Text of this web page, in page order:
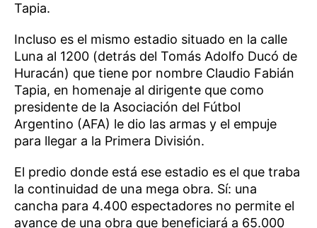
Tapia.
Incluso es el mismo estadio situado en la calle
Luna al 1200 (detrás del Tomás Adolfo Ducó de
Huracán) que tiene por nombre Claudio Fabián
Tapia, en homenaje al dirigente que como
presidente de la Asociación del Fútbol
Argentino (AFA) le dio las armas y el empuje
para llegar a la Primera División.
El predio donde está ese estadio es el que traba
la continuidad de una mega obra. Sí: una
cancha para 4.400 espectadores no permite el
avance de una obra que beneficiará a 65.000